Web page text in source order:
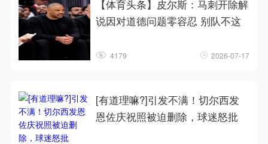
【体育头条】皮尔斯：马刺开除解
说因对道德问题零容忍 别队不这
4179 2026-07-17
[有道理嘛?]引发不满！切尔西发
恩佐庆祝照被迫删除，球迷怒批